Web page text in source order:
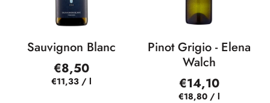
Sauvignon Blanc
€8,50
€11,33 / l
Pinot Grigio - Elena
Walch
€14,10
€18,80 / l